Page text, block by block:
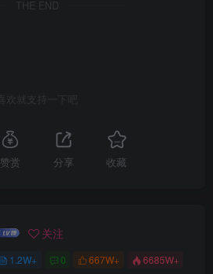
THE END
喜欢就支持一下吧
赞赏 分享 收藏
关注
1.2W+ 0 667W+ 6685W+